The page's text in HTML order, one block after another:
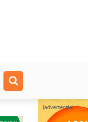
(advertentie)